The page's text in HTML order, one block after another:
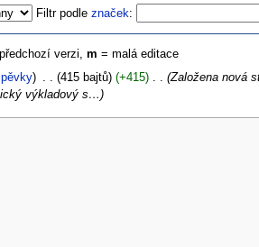
Filtr podleznaček:
verzi, m = malá editace
415 bajtů +415 ‎ Založena nová
výkladový s…